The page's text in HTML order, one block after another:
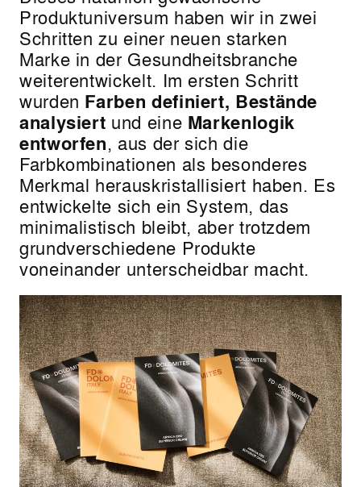
Produktuniversum haben wir in zwei
Schritten zu einer neuen starken
Marke in der Gesundheitsbranche
weiterentwickelt. Im ersten Schritt
wurden Farben definiert, Bestände
analysiert und eine Markenlogik
entworfen, aus der sich die
Farbkombinationen als besonderes
Merkmal herauskristallisiert haben. Es
entwickelte sich ein System, das
minimalistisch bleibt, aber trotzdem
grundverschiedene Produkte
voneinander unterscheidbar macht.